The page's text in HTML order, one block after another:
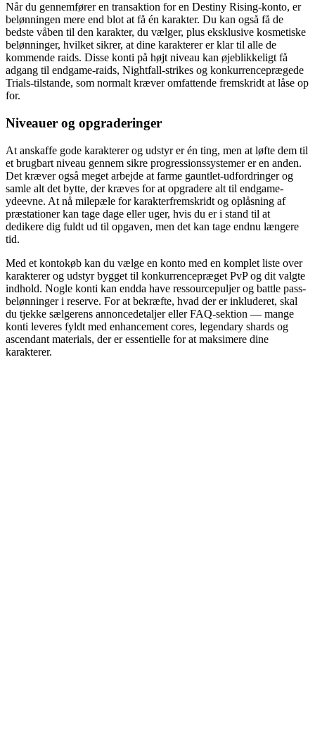
Når du gennemfører en transaktion for en Destiny Rising-konto, er
belønningen mere end blot at få én karakter. Du kan også få de
bedste våben til den karakter, du vælger, plus eksklusive kosmetiske
belønninger, hvilket sikrer, at dine karakterer er klar til alle de
kommende raids. Disse konti på højt niveau kan øjeblikkeligt få
adgang til endgame-raids, Nightfall-strikes og konkurrenceprægede
Trials-tilstande, som normalt kræver omfattende fremskridt at låse op
for.
Niveauer og opgraderinger
At anskaffe gode karakterer og udstyr er én ting, men at løfte dem til
et brugbart niveau gennem sikre progressionssystemer er en anden.
Det kræver også meget arbejde at farme gauntlet-udfordringer og
samle alt det bytte, der kræves for at opgradere alt til endgame-
ydeevne. At nå milepæle for karakterfremskridt og oplåsning af
præstationer kan tage dage eller uger, hvis du er i stand til at
dedikere dig fuldt ud til opgaven, men det kan tage endnu længere
tid.
Med et kontokøb kan du vælge en konto med en komplet liste over
karakterer og udstyr bygget til konkurrencepræget PvP og dit valgte
indhold. Nogle konti kan endda have ressourcepuljer og battle pass-
belønninger i reserve. For at bekræfte, hvad der er inkluderet, skal
du tjekke sælgerens annoncedetaljer eller FAQ-sektion — mange
konti leveres fyldt med enhancement cores, legendary shards og
ascendant materials, der er essentielle for at maksimere dine
karakterer.